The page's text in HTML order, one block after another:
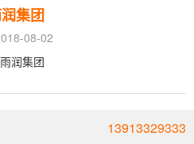
集团
08-02
13913329333